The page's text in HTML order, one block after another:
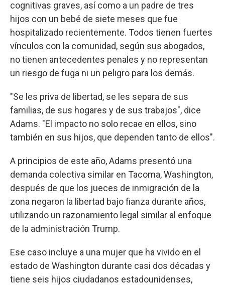
cognitivas graves, así como a un padre de tres
hijos con un bebé de siete meses que fue
hospitalizado recientemente. Todos tienen fuertes
vínculos con la comunidad, según sus abogados,
no tienen antecedentes penales y no representan
un riesgo de fuga ni un peligro para los demás.
"Se les priva de libertad, se les separa de sus
familias, de sus hogares y de sus trabajos", dice
Adams. "El impacto no solo recae en ellos, sino
también en sus hijos, que dependen tanto de ellos".
A principios de este año, Adams presentó una
demanda colectiva similar en Tacoma, Washington,
después de que los jueces de inmigración de la
zona negaron la libertad bajo fianza durante años,
utilizando un razonamiento legal similar al enfoque
de la administración Trump.
Ese caso incluye a una mujer que ha vivido en el
estado de Washington durante casi dos décadas y
tiene seis hijos ciudadanos estadounidenses,